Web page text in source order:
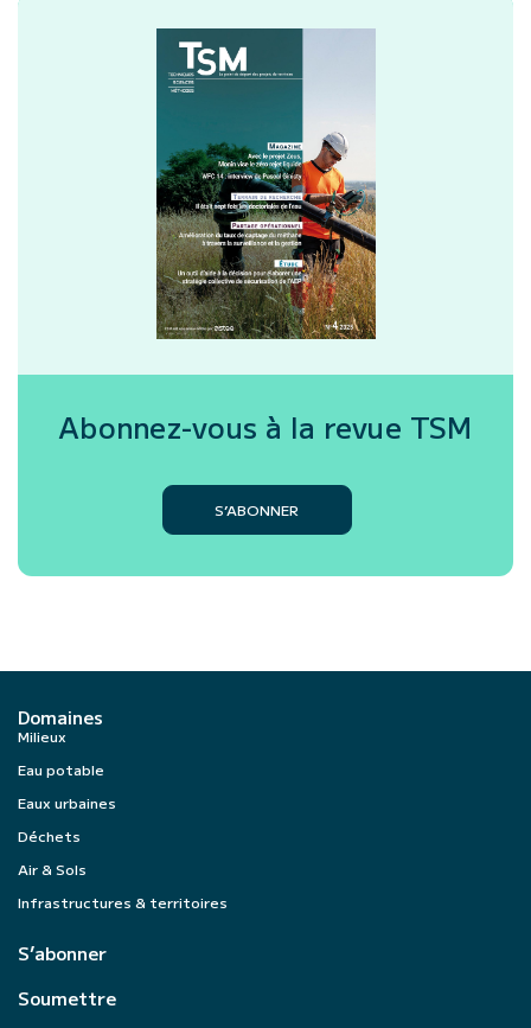
Abonnez-vous à la revue TSM
S’ABONNER
Domaines
Milieux
Eau potable
Eaux urbaines
Déchets
Air & Sols
Infrastructures & territoires
S’abonner
Soumettre